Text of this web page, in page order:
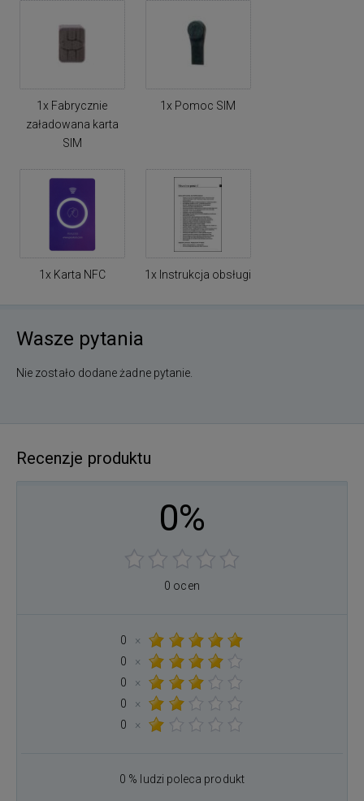
1x Fabrycznie
załadowana karta
SIM
1x Pomoc SIM
1x Karta NFC 1x Instrukcja obsługi
Wasze pytania
Nie zostało dodane żadne pytanie.
Recenzje produktu
0%
0 ocen
0
×
0
×
0
×
0
×
0
×
0 % ludzi poleca produkt